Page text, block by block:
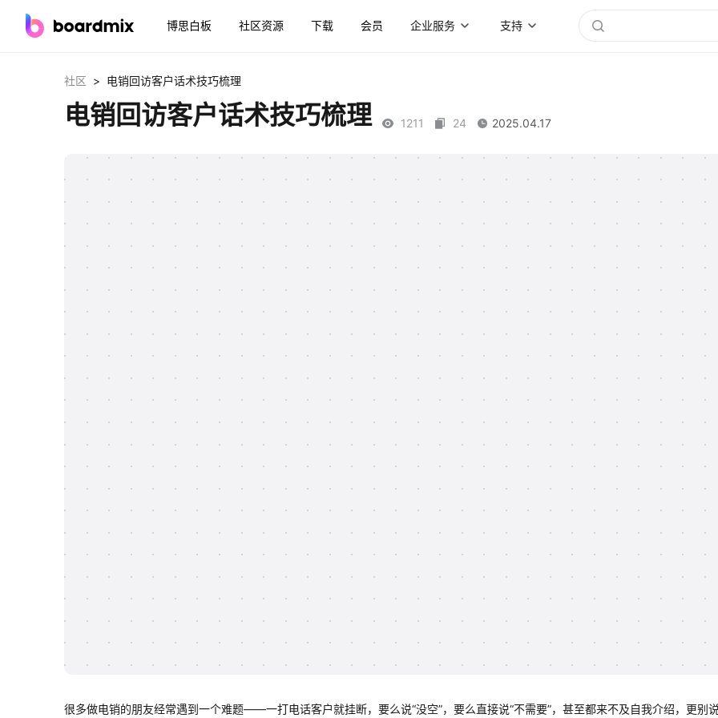
博思白板 社区资源 下载 会员 企业服务 支持
社区 > 电销回访客户话术技巧梳理
电销回访客户话术技巧梳理 1211 24 2025.04.17
很多做电销的朋友经常遇到一个难题——一打电话客户就挂断，要么说“没空”，要么直接说“不需要”，甚至都来不及自我介绍，更别